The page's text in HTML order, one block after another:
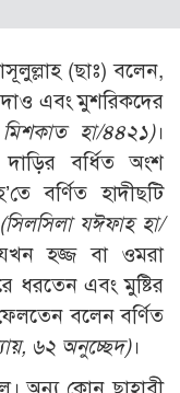
(ছাঃ) বলেন,
এবং মুশরিকদের
হা/৪৪২১)।
দাড়ির বর্ধিত অংশ
বর্ণিত হাদীছটি
(সিলসিলা যঈফাহ হা/
হজ্জ বা ওমরা
ধরতেন এবং মুষ্টির
বলেন বর্ণিত
৬২ অনুচ্ছেদ)।